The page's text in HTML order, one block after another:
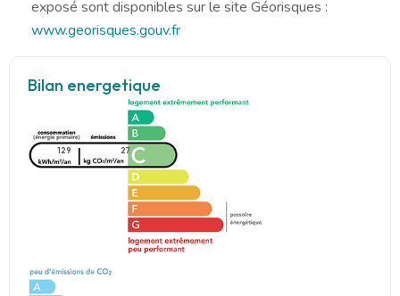
exposé sont disponibles sur le site Géorisques :
www.georisques.gouv.fr
Bilan energetique
129 27